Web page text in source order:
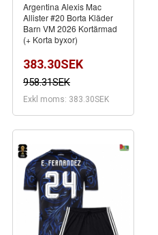
Argentina Alexis Mac
Allister #20 Borta Kläder
Barn VM 2026 Kortärmad
(+ Korta byxor)
383.30SEK
958.31SEK
Exkl moms: 383.30SEK